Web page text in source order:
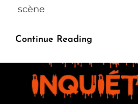
scène
Continue Reading
En
Balade